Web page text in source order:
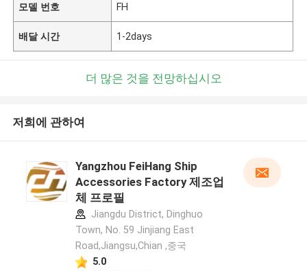
모델 번호 FH
배달 시간 1-2days
더 많은 것을 전망하십시오
저희에 관하여
Yangzhou FeiHang Ship
Accessories Factory 제조업
체 프로필
Jiangdu District, Dinghuo
Town, No. 59 Jinjiang East
Road,Jiangsu,Chian ,중국
5.0